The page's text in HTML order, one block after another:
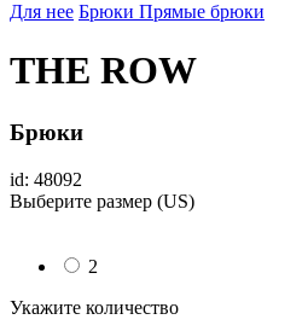
Для нее Брюки Прямые брюки
THE ROW
Брюки
id: 48092
Выберите размер (US)
2
Укажите количество